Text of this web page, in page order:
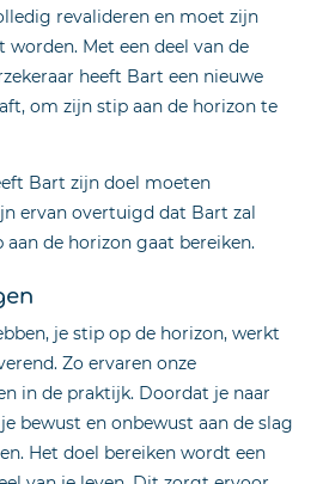
revalideren en moet zijn
Met een deel van de
heeft Bart een nieuwe
om zijn stip aan de horizon te
Bart zijn doel moeten
ervan overtuigd dat Bart zal
de horizon gaat bereiken.
je stip op de horizon, werkt
Zo ervaren onze
in de praktijk. Doordat je naar
bewust en onbewust aan de slag
Het doel bereiken wordt een